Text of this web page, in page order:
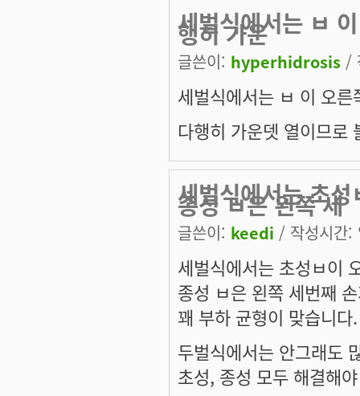
세벌식에서는 ㅂ
행히 가운
글쓴이: hyperhidrosis /
세벌식에서는 ㅂ 이 오
다행히 가운뎃 열이므로
세벌식에서는 초
종성 ㅂ은 왼쪽 세
글쓴이: keedi / 작성시간
세벌식에서는 초성ㅂ이
종성 ㅂ은 왼쪽 세번째
꽤 부하 균형이 맞습니다.
두벌식에서는 안그래도
초성, 종성 모두 해결해